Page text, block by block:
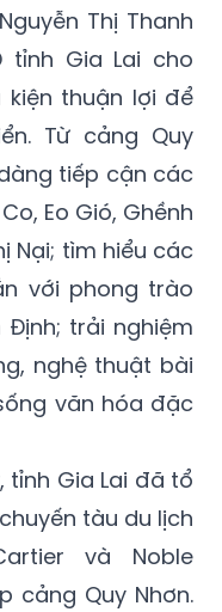
Thị Thanh
tỉnh Gia Lai cho
kiện thuận lợi để
Từ cảng Quy
tiếp cận các
Eo Gió, Ghềnh
Nại; tìm hiểu các
với phong trào
Định; trải nghiệm
nghệ thuật bài
văn hóa đặc
tỉnh Gia Lai đã tổ
tàu du lịch
và Noble
cảng Quy Nhơn.